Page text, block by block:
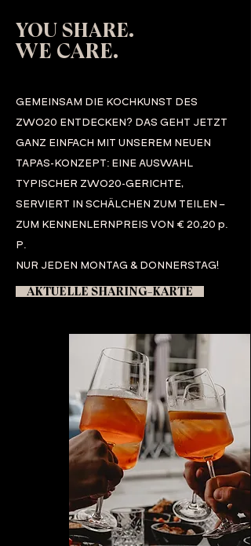
YOU SHARE.
WE CARE.
GEMEINSAM DIE KOCHKUNST DES
ZWO20 ENTDECKEN? DAS GEHT JETZT
GANZ EINFACH MIT UNSEREM NEUEN
TAPAS-KONZEPT: EINE AUSWAHL
TYPISCHER ZWO20-GERICHTE,
SERVIERT IN SCHÄLCHEN ZUM TEILEN –
ZUM KENNENLERNPREIS VON € 20,20 p.
P.
NUR JEDEN MONTAG & DONNERSTAG!
AKTUELLE SHARING-KARTE